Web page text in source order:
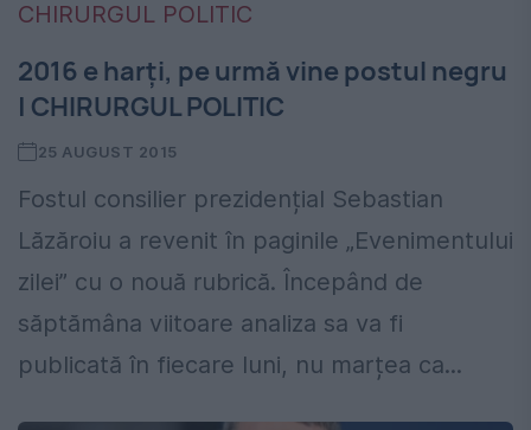
2016 e harți, pe urmă vine postul negru
| CHIRURGUL POLITIC
25 AUGUST 2015
Fostul consilier prezidențial Sebastian
Lăzăroiu a revenit în paginile „Evenimentului
zilei” cu o nouă rubrică. Începând de
săptămâna viitoare analiza sa va fi
publicată în fiecare luni, nu marțea ca...